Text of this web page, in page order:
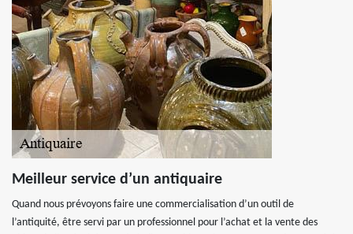
Meilleur service d’un antiquaire
Quand nous prévoyons faire une commercialisation d’un outil de
l’antiquité, être servi par un professionnel pour l’achat et la vente des